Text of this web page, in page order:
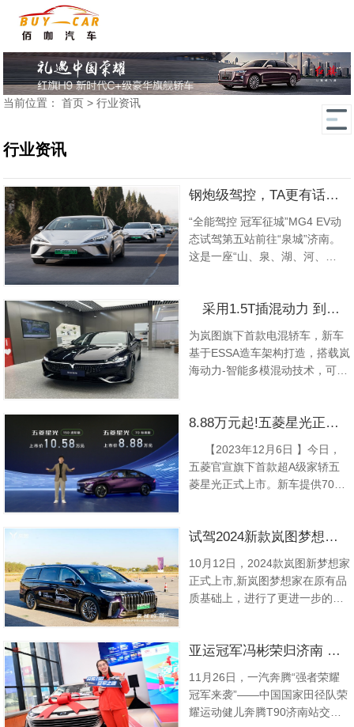
当前位置：首页 >行业资讯
行业资讯
钢炮级驾控，TA更有话语权 MG4 EV开启“全能驾控 冠军征城”济南站动态试驾
“全能驾控 冠军征城”MG4 EV动
态试驾第五站前往“泉城”济南。
这是一座“山、泉、湖、河、
誉，自然风光与人文格调演绎出
站，在这里，MG4 EV展现了TA
的多面实力，为整个主题试驾画
上圆满句号!从酒店启程，...
采用1.5T插混动力 到店实拍岚图追光PHEV
为岚图旗下首款电混轿车，新车
基于ESSA造车架构打造，搭载岚
海动力-智能多模混动技术，可支
262km，综合续航里程为
领秀城岚图店来看看岚图追光。
设计方面，岚图追光PHEV采用
了官方称之为“引力光学”...
8.88万元起!五菱星光正式上市，重塑A级家轿价值新标杆
【2023年12月6日 】今日，
五菱官宣旗下首款超A级家轿五
菱星光正式上市。新车提供70标
元。 即日起至2024年1
APP、五菱汽车小程序、天猫、
抖音等线上渠...
试驾2024新款岚图梦想家! 续航、动力+舒适全面提升
10月12日，2024款岚图新梦想家
正式上市,新岚图梦想家在原有品
质基础上，进行了更进一步的优
一些槽点进行了针对性升级，新
另外在动力系统以及续航方面，
新岚图梦想家也是再次升级。那
么，2024款新岚图梦想家在产品
亚运冠军冯彬荣归济南 获赠一汽奔腾T90冠军版
11月26日，一汽奔腾“强者荣耀
冠军来袭”——中国国家田径队荣
耀运动健儿奔腾T90济南站交付